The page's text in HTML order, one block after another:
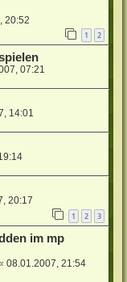
20:52
1 2
07:21
14:01
20:17
1 2 3
im mp
08.01.2007, 21:54